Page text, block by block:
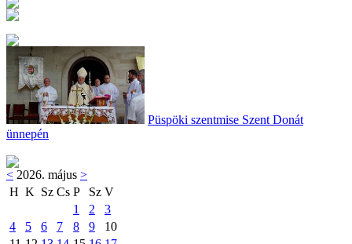
Püspöki szentmise Szent Donát
ünnepén
< 2026. május >
H K Sz Cs P Sz V
1
2
3
4
5 6 7 8 9
10